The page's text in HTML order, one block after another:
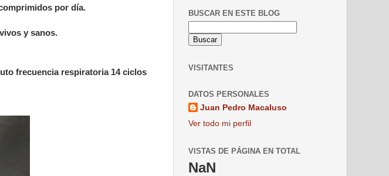
por día.
y sanos.
frecuencia respiratoria 14 ciclos
BUSCAR EN ESTE BLOG
VISITANTES
DATOS PERSONALES
Juan Pedro Macaluso
Ver todo mi perfil
VISTAS DE PÁGINA EN TOTAL
NaN